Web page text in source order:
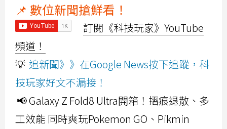
📌 數位新聞搶鮮看！
訂閱《科技玩家》YouTube
頻道！
💡 追新聞》》在Google News按下追蹤，科
技玩家好文不漏接！
📢 Galaxy Z Fold8 Ultra開箱！摺痕退散、多
工效能 同時爽玩Pokemon GO、Pikmin